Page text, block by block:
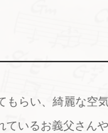
らい、綺麗な空
いるお義父さ